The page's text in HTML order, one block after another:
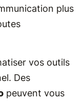
plus
vos outils
Des
peuvent vous